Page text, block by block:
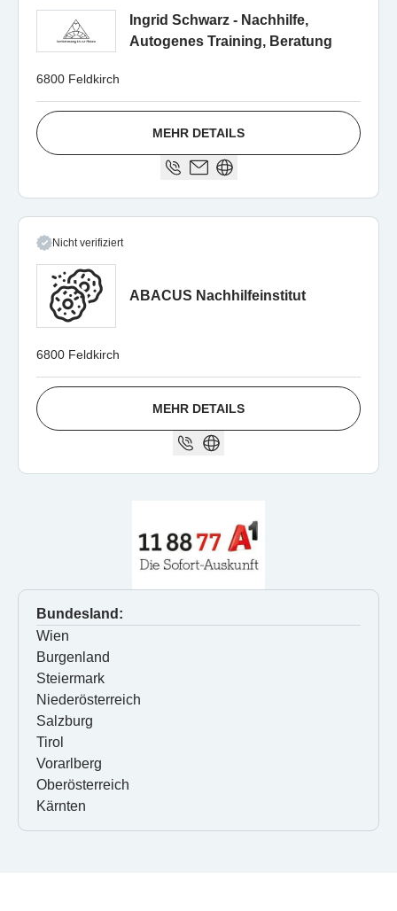
Ingrid Schwarz - Nachhilfe,
Autogenes Training, Beratung
6800 Feldkirch
MEHR DETAILS
Nicht verifiziert
ABACUS Nachhilfeinstitut
6800 Feldkirch
MEHR DETAILS
Bundesland:
Wien
Burgenland
Steiermark
Niederösterreich
Salzburg
Tirol
Vorarlberg
Oberösterreich
Kärnten